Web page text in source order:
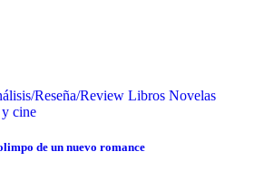
Reseña/Review Libros Novelas
y cine
de un nuevo romance